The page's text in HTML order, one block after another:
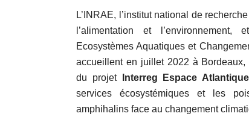
L’INRAE, l’institut national de
l’alimentation et l’environnement,
Ecosystèmes Aquatiques et
accueillent en juillet 2022 à Bordeaux,
du projet
Interreg Espace
services écosystémiques et les
amphihalins face au changement